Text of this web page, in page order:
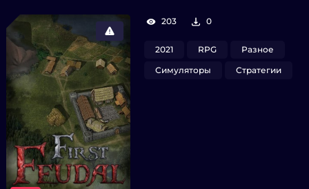
203 0
2021 RPG
Разное
Симуляторы
Стратегии